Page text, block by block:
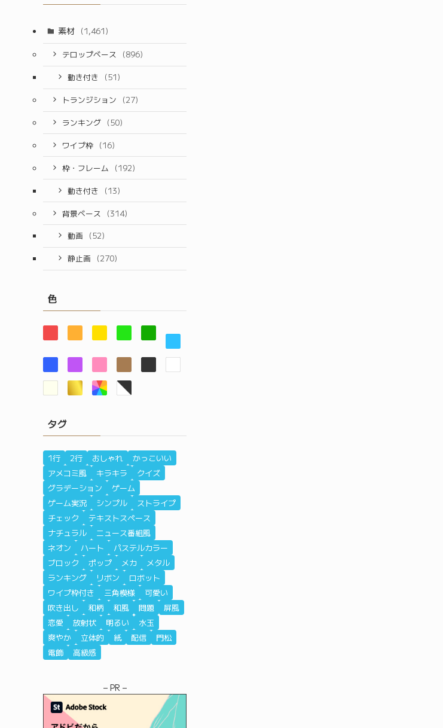
素材 (1,461)
テロップベース
(896)
動き付き
(51)
トランジション
(27)
ランキング (50)
ワイプ枠 (16)
枠・フレーム
(192)
動き付き
(13)
背景ベース
(314)
動画
(52)
静止画
(270)
色
タグ
1行 2行 おしゃれ
かっこいい
アメコミ風
キラキラ
クイズ
グラデーション
ゲーム
ゲーム実況
シンプル
ストライプ
チェック
テキストスペース
ナチュラル
ニュース番組風
ネオン
ハート
パステルカラー
ブロック
ポップ メカ
メタル
ランキング
リボン
ロボット
ワイプ枠付き
三角模様
可愛い
吹き出し
和柄 和風 問題
屏風
恋愛
放射状 明るい
水玉
爽やか
立体的 紙 配信
門松
電飾
高級感
– PR –